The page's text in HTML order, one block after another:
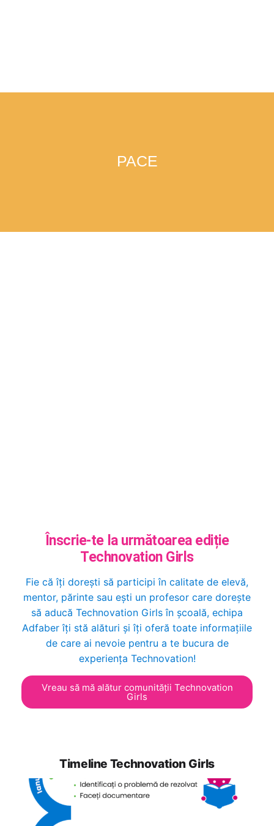
PACE
Înscrie-te la următoarea ediție
Technovation Girls
Fie că îți dorești să participi în calitate de elevă,
mentor, părinte sau ești un profesor care dorește
să aducă Technovation Girls în școală, echipa
Adfaber îți stă alături și îți oferă toate informațiile
de care ai nevoie pentru a te bucura de
experiența Technovation!
Vreau să mă alătur comunității Technovation
Girls
Timeline Technovation Girls